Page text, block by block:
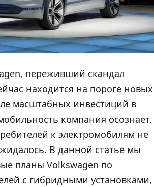
переживший скандал
находится на пороге новых
масштабных инвестиций в
компания осознает,
к электромобилям не
В данной статье мы
планы Volkswagen по
с гибридными установками,